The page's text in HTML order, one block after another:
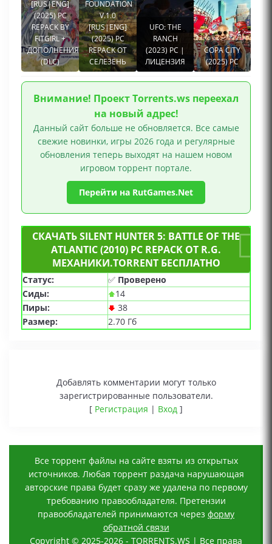
[RUS|ENG]
(2025) PC
REPACK BY
FITGIRL +
ДОПОЛНЕНИЯ
(DLC)
FOUNDATION
V.1.0
[RUS|ENG]
(2025) PC
REPACK ОТ
СЕЛЕЗЕНЬ
UFO: THE
RANCH
(2023) PC |
ЛИЦЕНЗИЯ
COPA CITY
(2025) PC
Внимание! Проект Torrents.ws переехал
на новый адрес!
Данный сайт больше не обновляется. Все самые
свежие новинки, игры 2026 года и регулярные
обновления теперь выходят на нашем новом
игровом торрент портале.
Перейти на RutGames.Net
СКАЧАТЬ SILENT HUNTER 5: BATTLE OF THE
ATLANTIC (2010) PC REPACK ОТ R.G.
МЕХАНИКИ.TORRENT БЕСПЛАТНО
Статус: ✅ Проверено
Сиды:
14
Пиры:
38
Размер:
2.70 Гб
Добавлять комментарии могут только
зарегистрированные пользователи.
[ Регистрация | Вход ]
Все торрент файлы на сайте взяты из открытых
источников. Любая торрент раздача нарушающая
авторские права будет сразу же удалена по первому
требованию правообладателя. Претензии
правообладателей принимаются через форму
обратной связи
Copyright © 2025-2026 - TORRENTS.WS | Все права